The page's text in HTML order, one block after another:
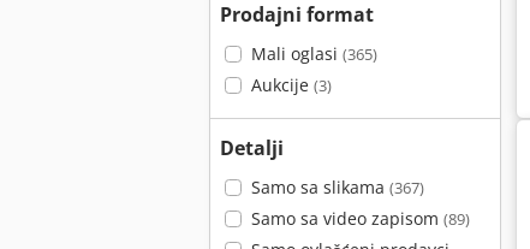
Prodajni format
Mali oglasi (365)
Aukcije (3)
Detalji
Samo sa slikama (367)
Samo sa video zapisom (89)